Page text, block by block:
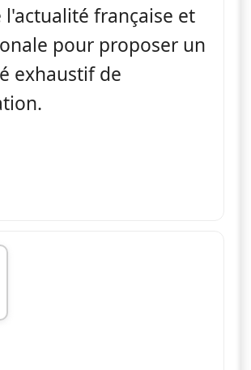
l'actualité française et
pour proposer un
exhaustif de